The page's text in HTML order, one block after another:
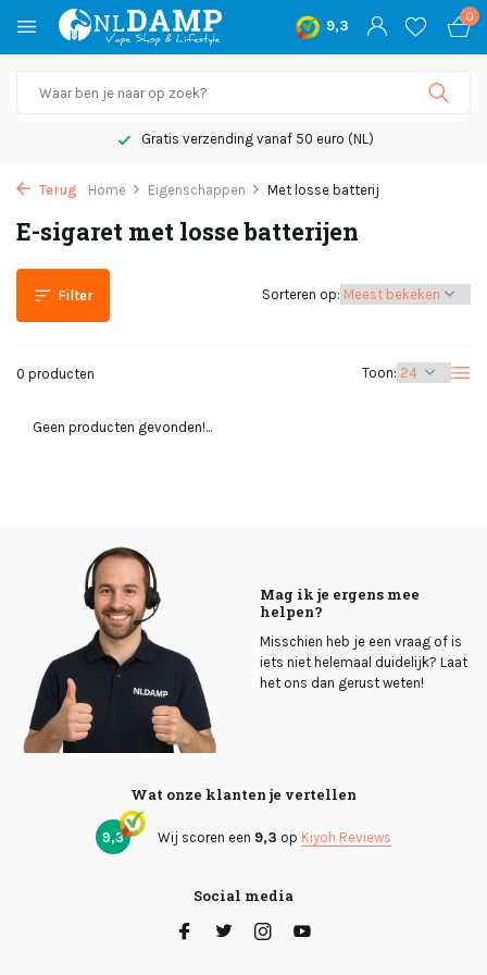
9,3
0
Gratis verzending vanaf 50 euro (NL)
Terug Home Eigenschappen Met losse batterij
E-sigaret met losse batterijen
Filter
0 producten Toon:
Sorteren op:
Geen producten gevonden!...
Mag ik je ergens mee
helpen?
Misschien heb je een vraag of is
iets niet helemaal duidelijk? Laat
het ons dan gerust weten!
Wat onze klanten je vertellen
9,3 Wij scoren een 9,3 op Kiyoh Reviews
Social media